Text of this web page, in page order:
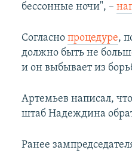
бессонные ночи", –
Согласнопроцедуре,
должно быть не
и он выбывает из
Артемьев написал,
штаб Надеждина
Ранее